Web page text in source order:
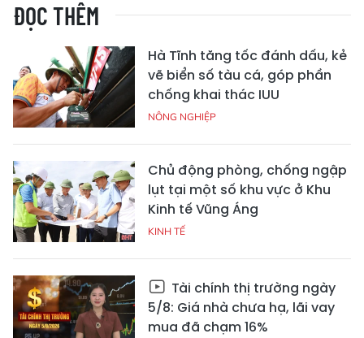
ĐỌC THÊM
Hà Tĩnh tăng tốc đánh dấu, kẻ
vẽ biển số tàu cá, góp phần
chống khai thác IUU
NÔNG NGHIỆP
Chủ động phòng, chống ngập
lụt tại một số khu vực ở Khu
Kinh tế Vũng Áng
KINH TẾ
Tài chính thị trường ngày
5/8: Giá nhà chưa hạ, lãi vay
mua đã chạm 16%